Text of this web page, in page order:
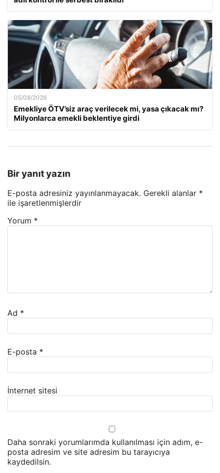
05/08/2026
Emekliye ÖTV’siz araç verilecek mi, yasa çıkacak mı?
Milyonlarca emekli beklentiye girdi
Bir yanıt yazın
E-posta adresiniz yayınlanmayacak. Gerekli alanlar *
ile işaretlenmişlerdir
Yorum *
Ad *
E-posta *
İnternet sitesi
Daha sonraki yorumlarımda kullanılması için adım, e-
posta adresim ve site adresim bu tarayıcıya
kaydedilsin.